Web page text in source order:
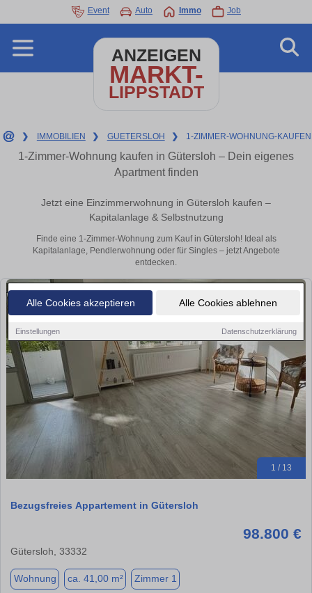
Alle Cookies akzeptieren Alle Cookies ablehnen
Einstellungen Datenschutzerklärung
Event Auto Immo Job
ANZEIGEN
MARKT-
LIPPSTADT
❯ IMMOBILIEN ❯ GUETERSLOH ❯ 1-ZIMMER-WOHNUNG-KAUFEN
1-Zimmer-Wohnung kaufen in Gütersloh – Dein eigenes
Apartment finden
Jetzt eine Einzimmerwohnung in Gütersloh kaufen –
Kapitalanlage & Selbstnutzung
Finde eine 1-Zimmer-Wohnung zum Kauf in Gütersloh! Ideal als
Kapitalanlage, Pendlerwohnung oder für Singles – jetzt Angebote
entdecken.
1 / 13
Bezugsfreies Appartement in Gütersloh
98.800 €
Gütersloh, 33332
Wohnung ca. 41,00 m² Zimmer 1